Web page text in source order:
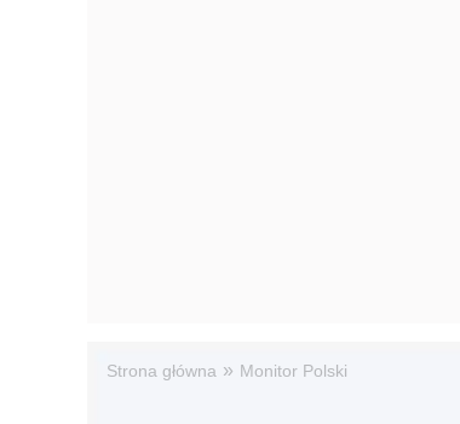
Strona główna » Monitor Polski